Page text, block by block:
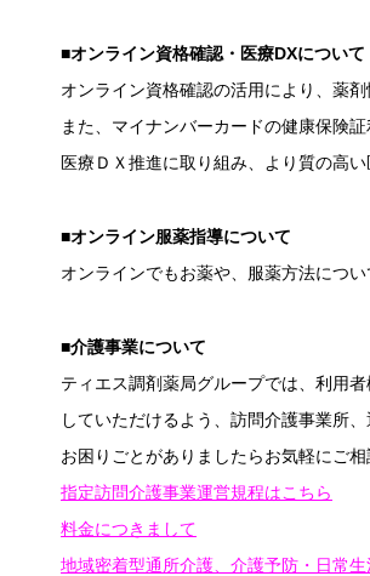
■オンライン資格確認・医療DXについ
オンライン資格確認の活用により、薬
また、マイナンバーカードの健康保険
医療ＤＸ推進に取り組み、より質の高
■オンライン服薬指導について
オンラインでもお薬や、服薬方法につ
■介護事業について
ティエス調剤薬局グループでは、利用
していただけるよう、訪問介護事業所
お困りごとがありましたらお気軽にご相
指定訪問介護事業運営規程はこちら
料金につきまして
地域密着型通所介護、介護予防・日常